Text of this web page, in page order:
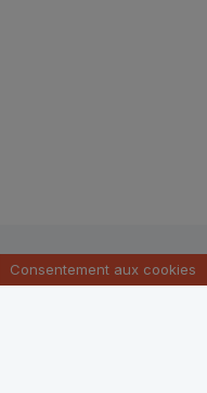
Consentement aux cookies